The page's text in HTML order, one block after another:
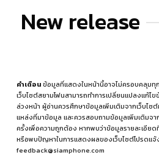
New release
คำเตือนข้อมูลที่แสดงในหน้านี้อาจไม่ครอบคลุมทุ
เว็บไซต์สยามโฟนสามารถทำการเปลี่ยนแปลงแก้ไ
ล่วงหน้า ผู้อ่านควรศึกษาข้อมูลเพิ่มเติมจากเว็บไซ
แหล่งที่มาข้อมูล และควรสอบถามข้อมูลเพิ่มเติมจ
ครั้งเพื่อความถูกต้อง หากพบว่าข้อมูลรายละเอีย
หรือพบปัญหาในการแสดงผลของเว็บไซต์โปรดแจ้ง
feedback@siamphone.com